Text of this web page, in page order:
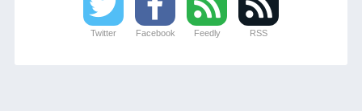
Twitter Facebook Feedly RSS